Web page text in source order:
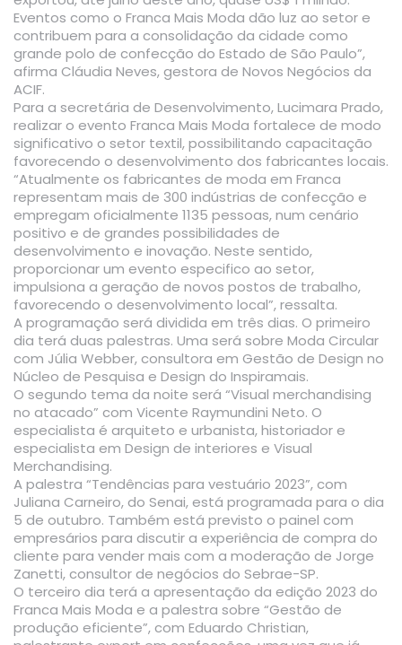
Eventos como o Franca Mais Moda dão luz ao setor e
contribuem para a consolidação da cidade como
grande polo de confecção do Estado de São Paulo”,
afirma Cláudia Neves, gestora de Novos Negócios da
ACIF.
Para a secretária de Desenvolvimento, Lucimara Prado,
realizar o evento Franca Mais Moda fortalece de modo
significativo o setor textil, possibilitando capacitação
favorecendo o desenvolvimento dos fabricantes locais.
“Atualmente os fabricantes de moda em Franca
representam mais de 300 indústrias de confecção e
empregam oficialmente 1135 pessoas, num cenário
positivo e de grandes possibilidades de
desenvolvimento e inovação. Neste sentido,
proporcionar um evento especifico ao setor,
impulsiona a geração de novos postos de trabalho,
favorecendo o desenvolvimento local”, ressalta.
A programação será dividida em três dias. O primeiro
dia terá duas palestras. Uma será sobre Moda Circular
com Júlia Webber, consultora em Gestão de Design no
Núcleo de Pesquisa e Design do Inspiramais.
O segundo tema da noite será “Visual merchandising
no atacado” com Vicente Raymundini Neto. O
especialista é arquiteto e urbanista, historiador e
especialista em Design de interiores e Visual
Merchandising.
A palestra “Tendências para vestuário 2023”, com
Juliana Carneiro, do Senai, está programada para o dia
5 de outubro. Também está previsto o painel com
empresários para discutir a experiência de compra do
cliente para vender mais com a moderação de Jorge
Zanetti, consultor de negócios do Sebrae-SP.
O terceiro dia terá a apresentação da edição 2023 do
Franca Mais Moda e a palestra sobre “Gestão de
produção eficiente”, com Eduardo Christian,